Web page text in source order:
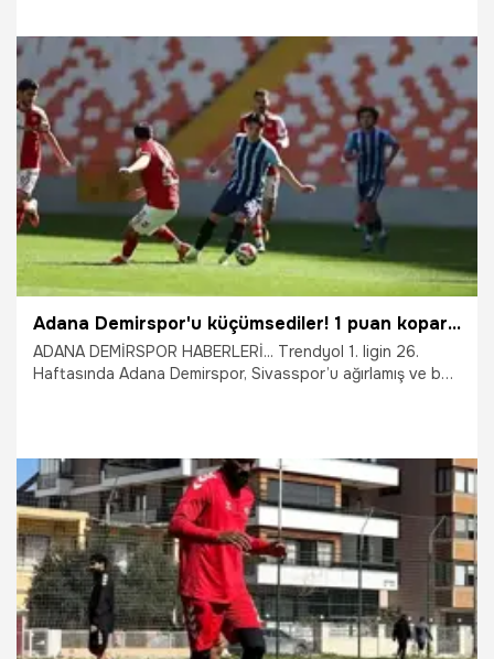
22.03.2026 Sivas
Adana Demirspor'u küçümsediler! 1 puan kopardılar, 'mağlubiyet' dedi
ADANA DEMİRSPOR HABERLERİ... Trendyol 1. ligin 26.
Haftasında Adana Demirspor, Sivasspor’u ağırlamış ve bu
20.03.2026 Adana